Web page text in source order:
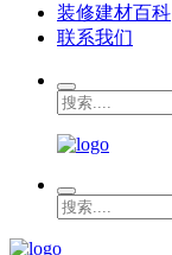
装修建材百科
联系我们